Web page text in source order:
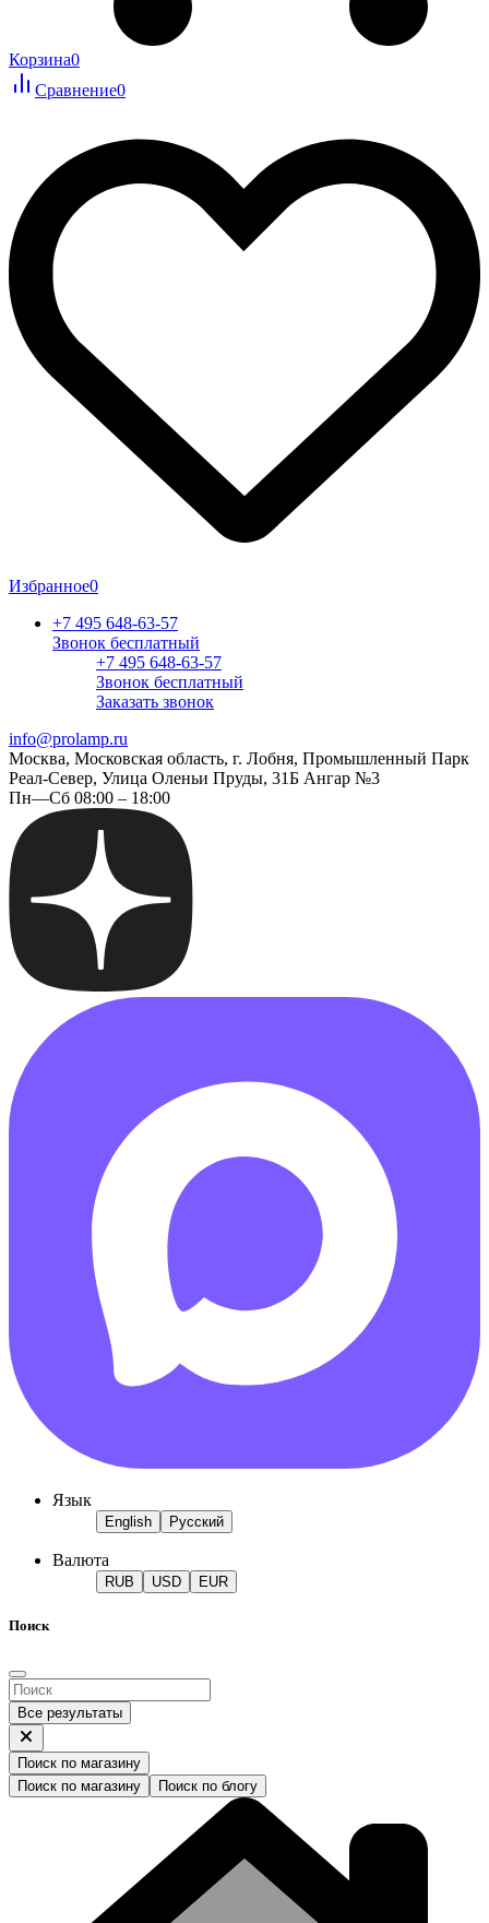
Корзина0
Сравнение0
Избранное0
+7 495 648-63-57
Звонок бесплатный
+7 495 648-63-57
Звонок бесплатный
Заказать звонок
info@prolamp.ru
Москва, Московская область, г. Лобня, Промышленный Парк
Реал-Север, Улица Оленьи Пруды, 31Б Ангар №3
Пн—Сб 08:00 – 18:00
Язык
English Русский
Валюта
RUB USD EUR
Поиск
Все результаты
Поиск по магазину
Поиск по магазину
Поиск по блогу